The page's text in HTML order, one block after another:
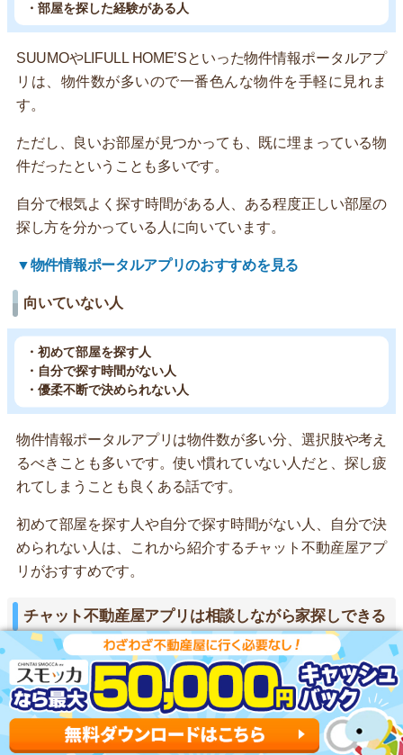
・部屋を探した経験がある人
SUUMOやLIFULL HOME’Sといった物件情報ポータルアプ
リは、物件数が多いので一番色んな物件を手軽に見れま
す。
ただし、良いお部屋が見つかっても、既に埋まっている物
件だったということも多いです。
自分で根気よく探す時間がある人、ある程度正しい部屋の
探し方を分かっている人に向いています。
▼物件情報ポータルアプリのおすすめを見る
向いていない人
・初めて部屋を探す人
・自分で探す時間がない人
・優柔不断で決められない人
物件情報ポータルアプリは物件数が多い分、選択肢や考え
るべきことも多いです。使い慣れていない人だと、探し疲
れてしまうことも良くある話です。
初めて部屋を探す人や自分で探す時間がない人、自分で決
められない人は、これから紹介するチャット不動産屋アプ
リがおすすめです。
チャット不動産屋アプリは相談しながら家探しできる
おすすめアプリ